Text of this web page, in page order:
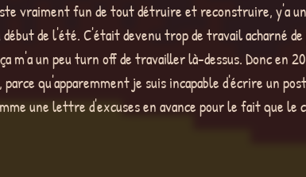
vraiment fun de tout détruire et reconstruire, y'a
de l'été. C'était devenu trop de travail acharné
m'a un peu turn off de travailler là-dessus. Donc en
qu'apparemment je suis incapable d'écrire un
une lettre d'excuses en avance pour le fait que le